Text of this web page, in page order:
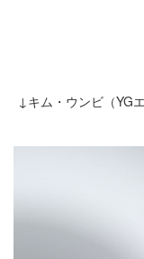
↓キム・ウンビ（YG